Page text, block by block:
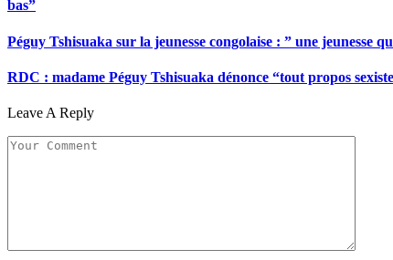
bas”
Péguy Tshisuaka sur la jeunesse congolaise : ” une jeunesse
RDC : madame Péguy Tshisuaka dénonce “tout propos
Leave A Reply